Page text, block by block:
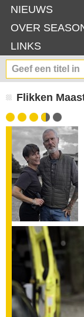
NIEUWS
OVER
LINKS
Flikken